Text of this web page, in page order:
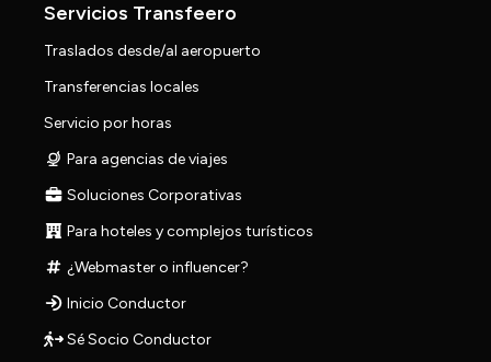
Servicios Transfeero
Traslados desde/al aeropuerto
Transferencias locales
Servicio por horas
Para agencias de viajes
Soluciones Corporativas
Para hoteles y complejos turísticos
¿Webmaster o influencer?
Inicio Conductor
Sé Socio Conductor